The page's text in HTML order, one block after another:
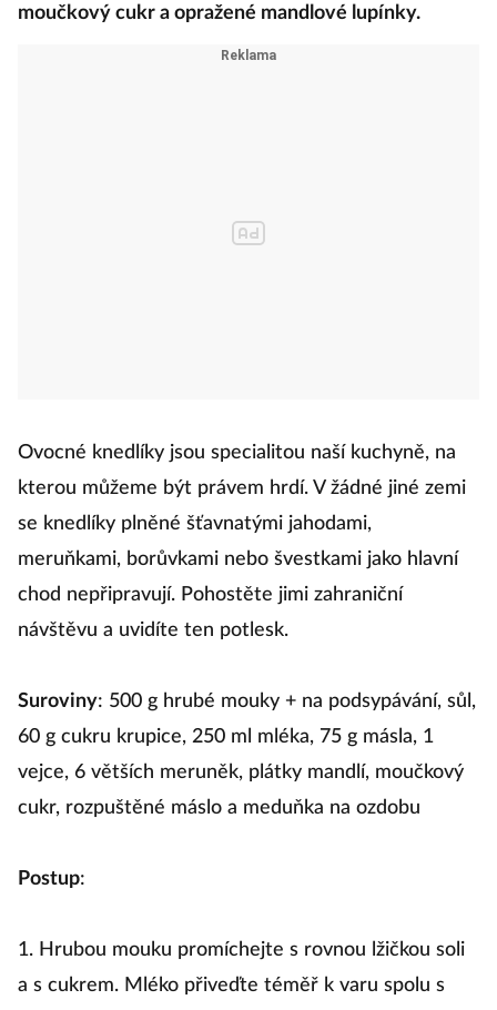
moučkový cukr a opražené mandlové lupínky.
Ovocné knedlíky jsou specialitou naší kuchyně, na
kterou můžeme být právem hrdí. V žádné jiné zemi
se knedlíky plněné šťavnatými jahodami,
meruňkami, borůvkami nebo švestkami jako hlavní
chod nepřipravují. Pohostěte jimi zahraniční
návštěvu a uvidíte ten potlesk.
Suroviny: 500 g hrubé mouky + na podsypávání, sůl,
60 g cukru krupice, 250 ml mléka, 75 g másla, 1
vejce, 6 větších meruněk, plátky mandlí, moučkový
cukr, rozpuštěné máslo a meduňka na ozdobu
Postup:
1. Hrubou mouku promíchejte s rovnou lžičkou soli
a s cukrem. Mléko přiveďte téměř k varu spolu s